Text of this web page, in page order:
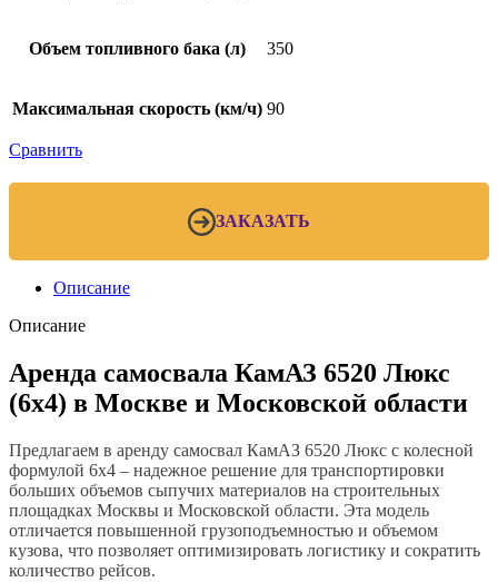
Объем топливного бака (л) 350
Максимальная скорость (км/ч) 90
Сравнить
ЗАКАЗАТЬ
Описание
Описание
Аренда самосвала КамАЗ 6520 Люкс
(6х4) в Москве и Московской области
Предлагаем в аренду самосвал КамАЗ 6520 Люкс с колесной
формулой 6х4 – надежное решение для транспортировки
больших объемов сыпучих материалов на строительных
площадках Москвы и Московской области. Эта модель
отличается повышенной грузоподъемностью и объемом
кузова, что позволяет оптимизировать логистику и сократить
количество рейсов.